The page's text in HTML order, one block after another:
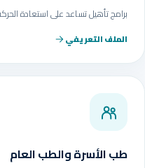
برامج تأهيل تساعد على استعادة
الملف التعريفي
طب الأسرة والطب العام